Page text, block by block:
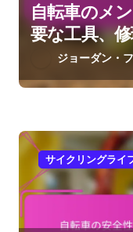
自転車のメ
要な工具、
ジョーダン・
サイクリングライ